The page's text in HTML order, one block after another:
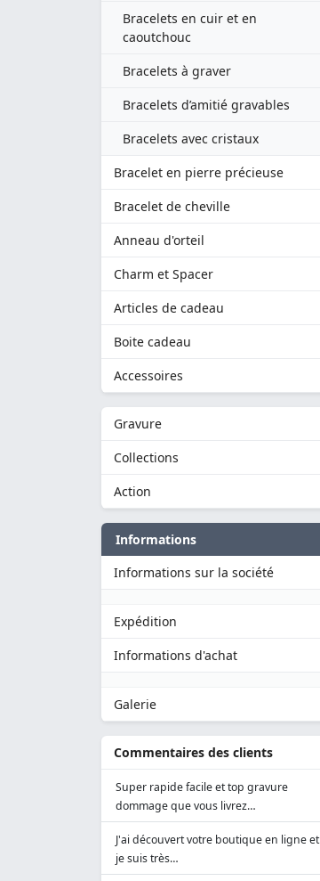
Bracelets en cuir et en
caoutchouc
Bracelets à graver
Bracelets d’amitié gravables
Bracelets avec cristaux
Bracelet en pierre précieuse
Bracelet de cheville
Anneau d'orteil
Charm et Spacer
Articles de cadeau
Boite cadeau
Accessoires
Gravure
Collections
Action
Informations
Informations sur la société
Expédition
Informations d'achat
Galerie
Commentaires des clients
Super rapide facile et top gravure
dommage que vous livrez…
J'ai découvert votre boutique en ligne et
je suis très…